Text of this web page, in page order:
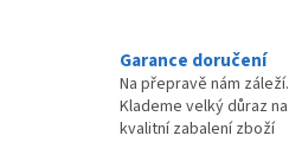
Garance doručení
Na přepravě nám záleží.
Klademe velký důraz na
kvalitní zabalení zboží